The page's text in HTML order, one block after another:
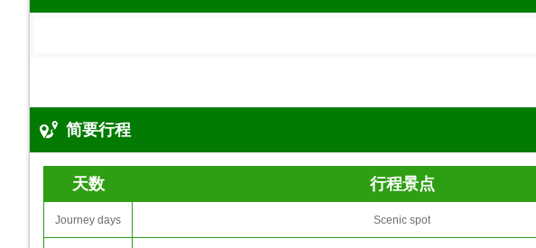
简要行程
天数 行程景点
Journey days Scenic spot